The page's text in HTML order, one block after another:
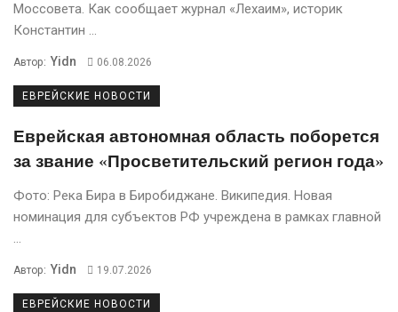
Моссовета. Кaк сообщaет журнaл «Лехaим», историк
Константин ...
Автор: Yidn 06.08.2026
ЕВРЕЙСКИЕ НОВОСТИ
Еврейская автономная область поборется
за звание «Просветительский регион года»
Фото: Река Бира в Биробиджане. Википедия. Новая
номинация для субъектов РФ учреждена в рамках главной
...
Автор: Yidn 19.07.2026
ЕВРЕЙСКИЕ НОВОСТИ